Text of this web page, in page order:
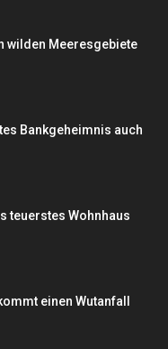
wilden Meeresgebiete
Bankgeheimnis auch
teuerstes Wohnhaus
einen Wutanfall